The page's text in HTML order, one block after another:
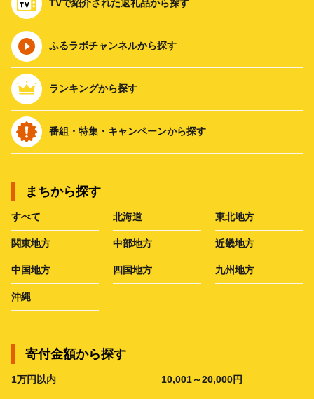
TVで紹介された返礼品から探す
ふるラボチャンネルから探す
ランキングから探す
番組・特集・キャンペーンから探す
まちから探す
すべて 北海道 東北地方
関東地方 中部地方 近畿地方
中国地方 四国地方 九州地方
沖縄
寄付金額から探す
1万円以内 10,001～20,000円